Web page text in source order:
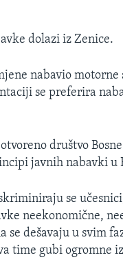
dolazi iz Zenice.
nabavio
se preferira
društvo
javnih nabavki u
se
neekonomične,
se dešavaju u svim
time gubi ogromne